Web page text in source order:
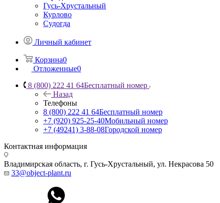
Гусь-Хрустальный
Курлово
Судогда
Личный кабинет
Корзина0
Отложенные0
8 (800) 222 41 64Бесплатный номер
Назад
Телефоны
8 (800) 222 41 64Бесплатный номер
+7 (920) 925-25-40Мобильный номер
+7 (49241) 3-88-08Городской номер
Контактная информация
Владимирская область, г. Гусь-Хрустальный, ул. Некрасова 50
33@object-plant.ru